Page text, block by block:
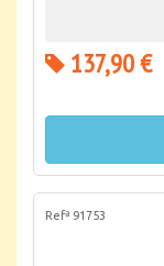
137,90 €
Refª 91753